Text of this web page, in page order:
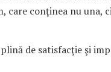
care conţinea nu una,
de satisfacţie şi